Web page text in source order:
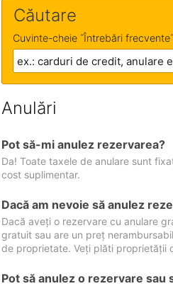
Căutare
Cuvinte-cheie ˝Întrebări
Anulări
Pot să-mi anulez rezervarea?
Da! Toate taxele de anulare sunt
cost suplimentar.
Dacă am nevoie să anulez
Dacă aveți o rezervare cu anulare
gratuit sau are un preț
de proprietate. Veți plăti proprietății
Pot să anulez o rezervare